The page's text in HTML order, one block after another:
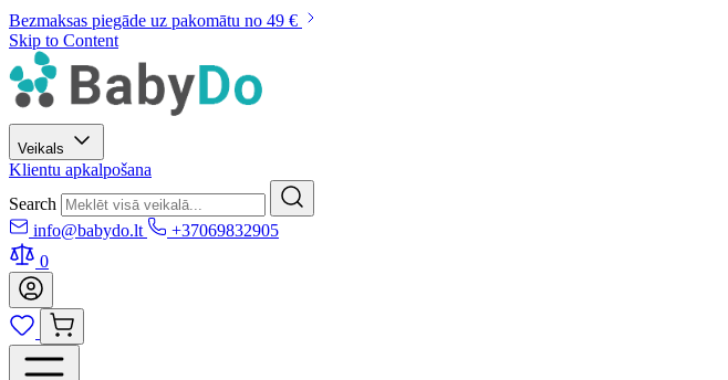
Bezmaksas piegāde uz pakomātu no 49 €
Skip to Content
Veikals
Klientu apkalpošana
Search
info@babydo.lt
+37069832905
0